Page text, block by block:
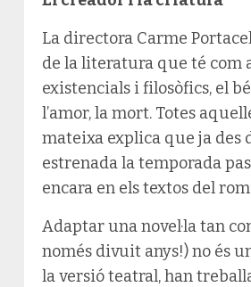
La directora Carme
de la literatura que té com
existencials i filosòfics, el
l’amor, la mort. Totes
mateixa explica que ja des
estrenada la temporada
encara en els textos del
Adaptar una novel·la tan
només divuit anys!) no és
la versió teatral, han